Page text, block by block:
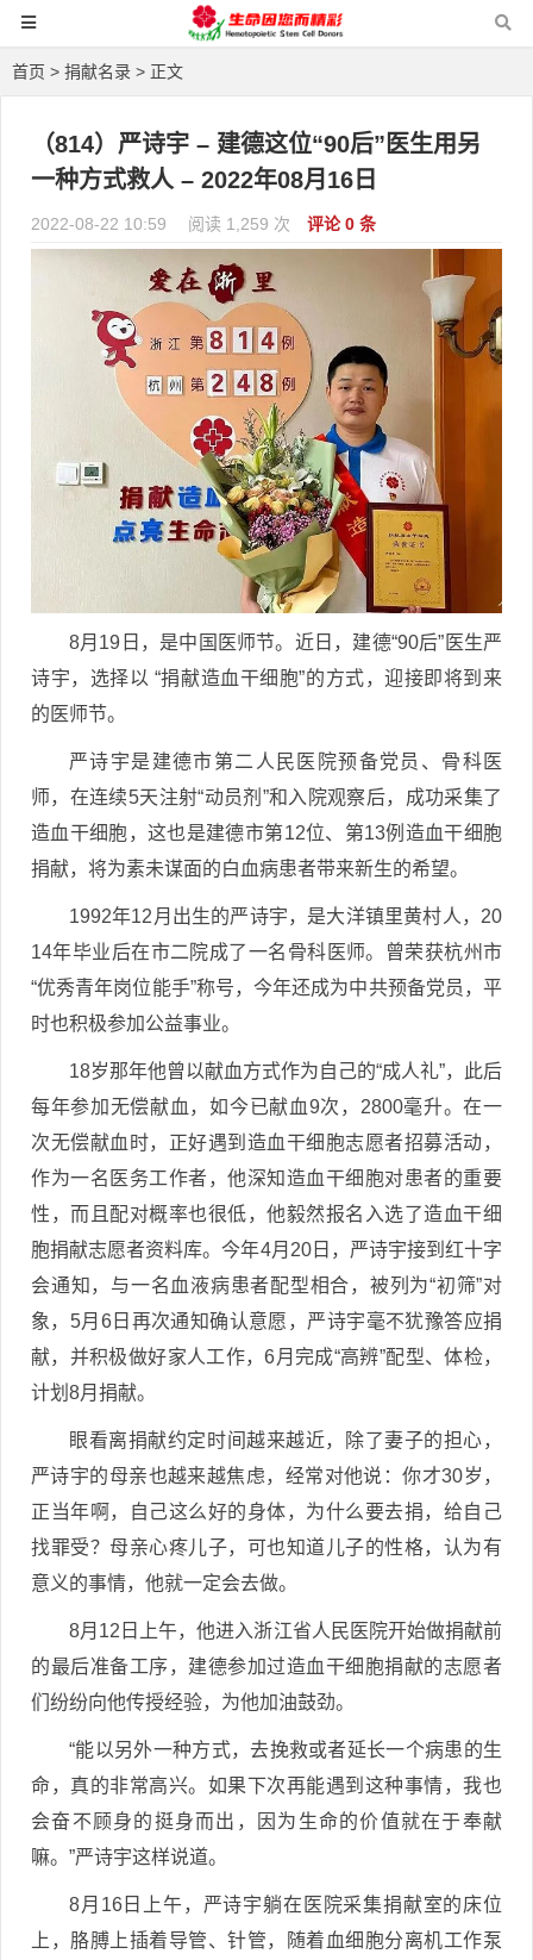
首页 > 捐献名录 > 正文
（814）严诗宇 – 建德这位“90后”医生用另
一种方式救人 – 2022年08月16日
2022-08-22 10:59 阅读 1,259 次 评论 0 条
8月19日，是中国医师节。近日，建德“90后”医生严
诗宇，选择以 “捐献造血干细胞”的方式，迎接即将到来
的医师节。
严诗宇是建德市第二人民医院预备党员、骨科医
师，在连续5天注射“动员剂”和入院观察后，成功采集了
造血干细胞，这也是建德市第12位、第13例造血干细胞
捐献，将为素未谋面的白血病患者带来新生的希望。
1992年12月出生的严诗宇，是大洋镇里黄村人，20
14年毕业后在市二院成了一名骨科医师。曾荣获杭州市
“优秀青年岗位能手”称号，今年还成为中共预备党员，平
时也积极参加公益事业。
18岁那年他曾以献血方式作为自己的“成人礼”，此后
每年参加无偿献血，如今已献血9次，2800毫升。在一
次无偿献血时，正好遇到造血干细胞志愿者招募活动，
作为一名医务工作者，他深知造血干细胞对患者的重要
性，而且配对概率也很低，他毅然报名入选了造血干细
胞捐献志愿者资料库。今年4月20日，严诗宇接到红十字
会通知，与一名血液病患者配型相合，被列为“初筛”对
象，5月6日再次通知确认意愿，严诗宇毫不犹豫答应捐
献，并积极做好家人工作，6月完成“高辨”配型、体检，
计划8月捐献。
眼看离捐献约定时间越来越近，除了妻子的担心，
严诗宇的母亲也越来越焦虑，经常对他说：你才30岁，
正当年啊，自己这么好的身体，为什么要去捐，给自己
找罪受？母亲心疼儿子，可也知道儿子的性格，认为有
意义的事情，他就一定会去做。
8月12日上午，他进入浙江省人民医院开始做捐献前
的最后准备工序，建德参加过造血干细胞捐献的志愿者
们纷纷向他传授经验，为他加油鼓劲。
“能以另外一种方式，去挽救或者延长一个病患的生
命，真的非常高兴。如果下次再能遇到这种事情，我也
会奋不顾身的挺身而出，因为生命的价值就在于奉献
嘛。”严诗宇这样说道。
8月16日上午，严诗宇躺在医院采集捐献室的床位
上，胳膊上插着导管、针管，随着血细胞分离机工作泵